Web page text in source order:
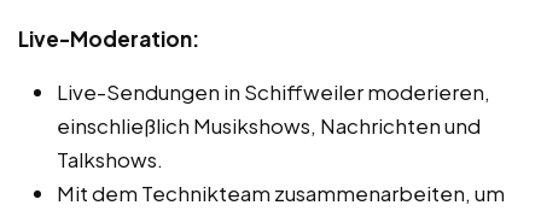
Live-Moderation:
Live-Sendungen in Schiffweiler moderieren,
einschließlich Musikshows, Nachrichten und
Talkshows.
Mit dem Technikteam zusammenarbeiten, um